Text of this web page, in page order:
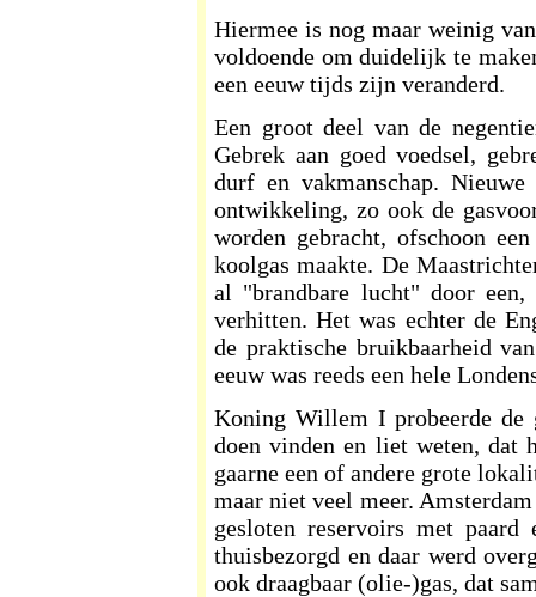
Hiermee is nog maar weinig
voldoende om duidelijk te
een eeuw tijds zijn veranderd.
Een groot deel van de
Gebrek aan goed voedsel,
durf en vakmanschap.
ontwikkeling, zo ook de
worden gebracht, ofschoon
koolgas maakte. De
al "brandbare lucht" door een,
verhitten. Het was echter de
de praktische bruikbaarheid
eeuw was reeds een hele
Koning Willem I probeerde de
doen vinden en liet weten, dat
gaarne een of andere grote
maar niet veel meer.
gesloten reservoirs met
thuisbezorgd en daar werd
ook draagbaar (olie-)gas, dat